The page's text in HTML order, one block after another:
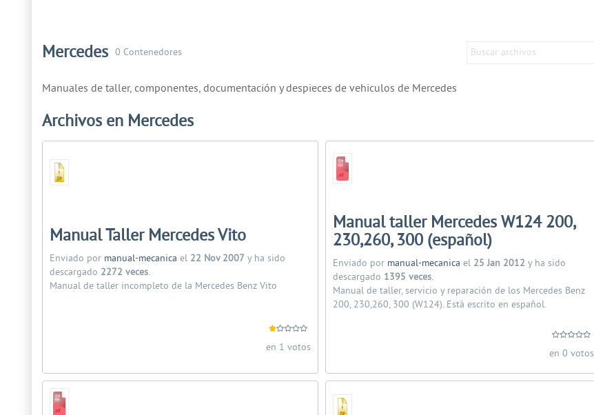
Mercedes 0 Contenedores
Manuales de taller, componentes, documentación y despieces de vehiculos de Mercedes
Archivos en Mercedes
Manual Taller Mercedes Vito
Enviado por manual-mecanica el 22 Nov 2007 y ha sido
descargado 2272 veces.
Manual de taller incompleto de la Mercedes Benz Vito
en 1 votos
Manual taller Mercedes W124 200,
230,260, 300 (español)
Enviado por manual-mecanica el 25 Jan 2012 y ha sido
descargado 1395 veces.
Manual de taller, servicio y reparación de los Mercedes Benz
200, 230,260, 300 (W124). Está escrito en español.
en 0 votos